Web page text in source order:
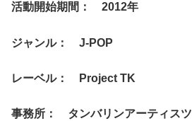
活動開始期間： 2012年
ジャンル： J‐POP
レーベル： Project TK
事務所： タンバリンアーティスツ